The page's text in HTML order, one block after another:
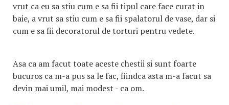
vrut ca eu sa stiu cum e sa fii tipul care face curat in
baie, a vrut sa stiu cum e sa fii spalatorul de vase, dar si
cum e sa fii decoratorul de torturi pentru vedete.
Asa ca am facut toate aceste chestii si sunt foarte
bucuros ca m-a pus sa le fac, fiindca asta m-a facut sa
devin mai umil, mai modest - ca om.